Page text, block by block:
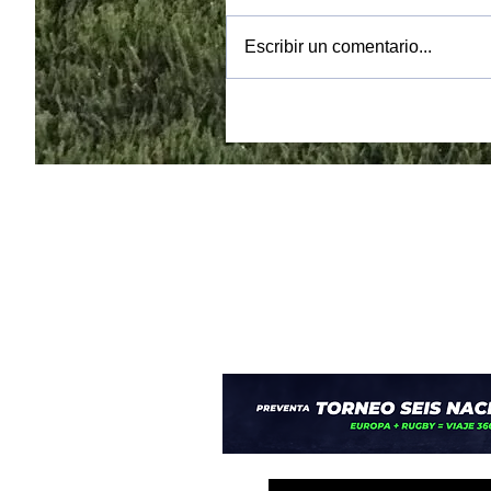
Escribir un comentario...